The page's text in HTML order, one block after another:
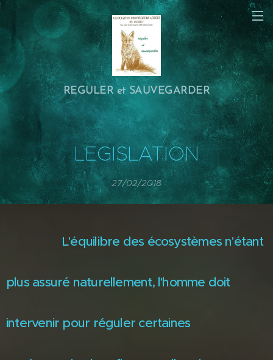
REGULER et SAUVEGARDER
LEGISLATION
27/02/2018
L'équilibre des écosystèmes n'étant
plus assuré naturellement, l'homme doit
intervenir pour réguler certaines